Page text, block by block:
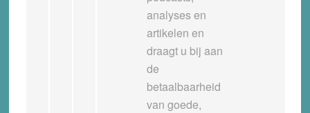
analyses en
artikelen en
draagt u bij aan
de
betaalbaarheid
van goede,